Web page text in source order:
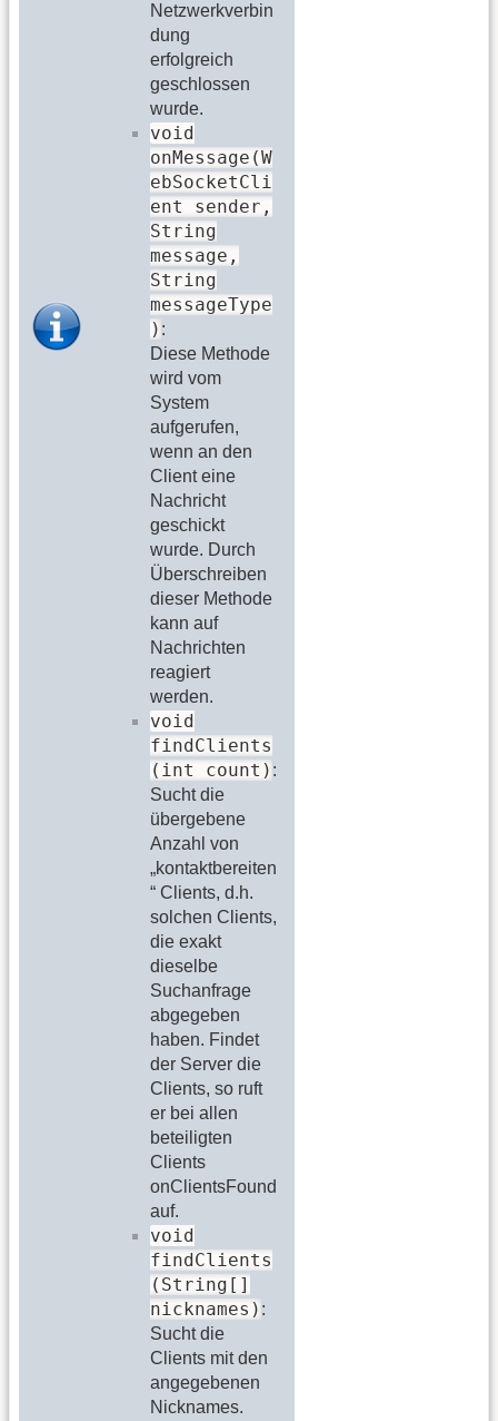
Netzwerkverbin
dung
erfolgreich
geschlossen
wurde.
void
onMessage(W
ebSocketCli
ent sender,
String
message,
String
messageType
) :
Diese Methode
wird vom
System
aufgerufen,
wenn an den
Client eine
Nachricht
geschickt
wurde. Durch
Überschreiben
dieser Methode
kann auf
Nachrichten
reagiert
werden.
void
findClients
(int count) :
Sucht die
übergebene
Anzahl von
„kontaktbereiten
“ Clients, d.h.
solchen Clients,
die exakt
dieselbe
Suchanfrage
abgegeben
haben. Findet
der Server die
Clients, so ruft
er bei allen
beteiligten
Clients
onClientsFound
auf.
void
findClients
(String[]
nicknames) :
Sucht die
Clients mit den
angegebenen
Nicknames.